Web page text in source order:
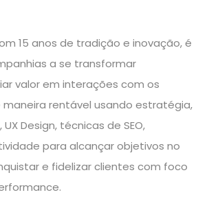
15 anos de tradição e inovação, é
a se transformar
valor em interações com os
rentável usando estratégia,
Design, técnicas de SEO,
para alcançar objetivos no
e fidelizar clientes com foco